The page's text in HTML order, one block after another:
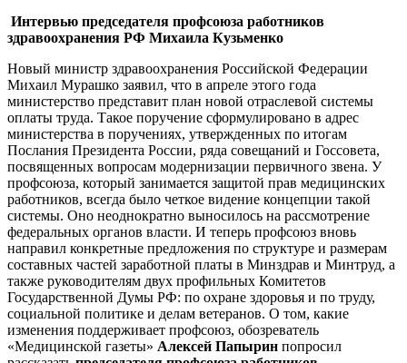
Интервью председателя профсоюза работников
здравоохранения РФ Михаила Кузьменко
Новый министр здравоохранения Российской Федерации
Михаил Мурашко заявил, что в апреле этого года
министерство представит план новой отраслевой системы
оплаты труда. Такое поручение сформулировано в адрес
министерства в поручениях, утвержденных по итогам
Послания Президента России, ряда совещаний и Госсовета,
посвященных вопросам модернизации первичного звена. У
профсоюза, который занимается защитой прав медицинских
работников, всегда было четкое видение концепции такой
системы. Оно неоднократно выносилось на рассмотрение
федеральных органов власти. И теперь профсоюз вновь
направил конкретные предложения по структуре и размерам
составных частей заработной платы в Минздрав и Минтруд, а
также руководителям двух профильных Комитетов
Государственной Думы РФ: по охране здоровья и по труду,
социальной политике и делам ветеранов. О том, какие
изменения поддерживает профсоюз, обозреватель
«Медицинской газеты» Алексей Папырин попросил